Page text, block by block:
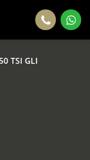
TSI GLI